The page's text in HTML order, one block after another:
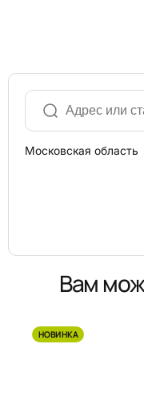
Московская область
Вам
НОВИНКА